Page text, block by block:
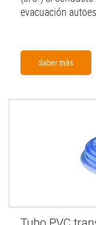
evacuación
Saber màs